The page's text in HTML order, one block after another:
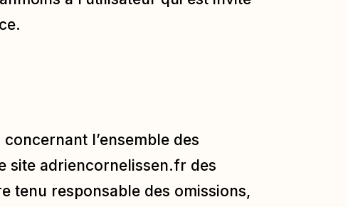
l’ensemble des
site adriencornelissen.fr des
tenu responsable des omissions,